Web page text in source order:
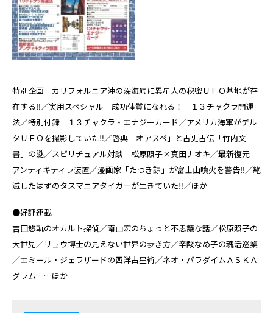
特別企画 カリフォルニア沖の深海底に異星人の秘密ＵＦＯ基地が存
在する‼／実用スペシャル 成功体質になれる！ １３チャクラ開運
法／特別付録 １３チャクラ・エナジーカード／アメリカ海軍がデル
タＵＦＯを撮影していた‼／啓典「オアスペ」と古史古伝「竹内文
書」の謎／スピリチュアル対談 松原照子×真田ナオキ／最新復元
アンティキティラ装置／漫画家「たつき諒」が富士山噴火を警告‼／絶
滅したはずのタスマニアタイガーが生きていた‼／ほか
●好評連載
吉田悠軌のオカルト探偵／南山宏のちょっと不思議な話／松原照子の
大世見／リュウ博士の見えない世界の歩き方／辛酸なめ子の魂活巡業
／エミール・ジェラザードの西洋占星術／ネオ・パラダイムＡＳＫＡ
グラム……ほか